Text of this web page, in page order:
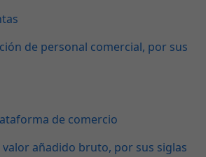
de personal comercial, por sus
de comercio
valor añadido bruto, por sus siglas